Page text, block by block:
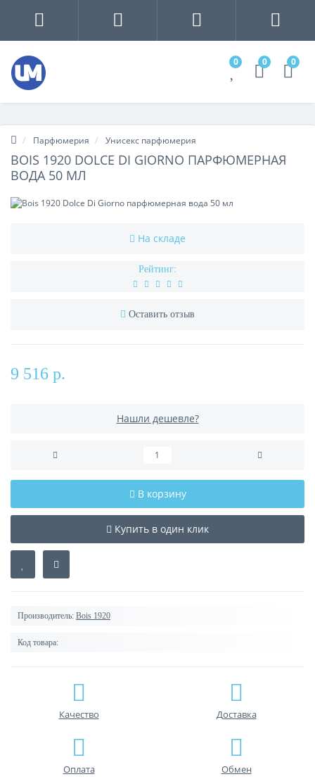
0 0 0
Парфюмерия Унисекс парфюмерия
BOIS 1920 DOLCE DI GIORNO ПАРФЮМЕРНАЯ
ВОДА 50 МЛ
На складе
Рейтинг:
Оставить отзыв
9 516 р.
Нашли дешевле?
В корзину
Купить в один клик
Производитель: Bois 1920
Код товара:
Качество Доставка
Оплата Обмен